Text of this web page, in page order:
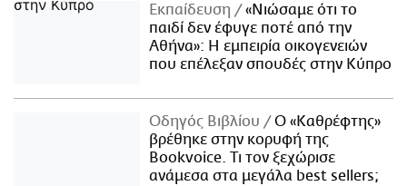
Εκπαίδευση
«Νιώσαμε ότι το
παιδί δεν έφυγε ποτέ από την
Αθήνα»: Η εμπειρία οικογενειών
που επέλεξαν σπουδές στην Κύπρο
Οδηγός Βιβλίου
Ο «Καθρέφτης»
βρέθηκε στην κορυφή της
Bookvoice. Τι τον ξεχώρισε
ανάμεσα στα μεγάλα best sellers;